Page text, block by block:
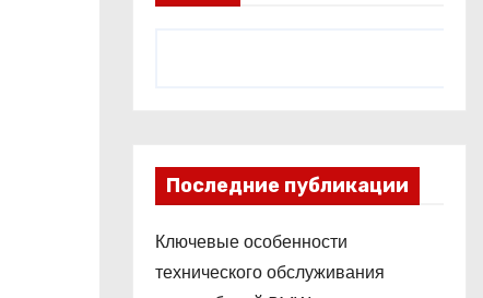
Последние публикации
Ключевые особенности
технического обслуживания